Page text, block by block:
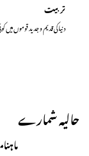
تربیت
دنیا کی قدیم و جدید قوموں
حالیہ شمارے